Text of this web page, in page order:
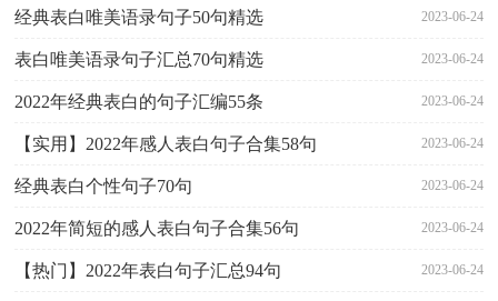
经典表白唯美语录句子50句精选 2023-06-24
表白唯美语录句子汇总70句精选 2023-06-24
2022年经典表白的句子汇编55条 2023-06-24
【实用】2022年感人表白句子合集58句 2023-06-24
经典表白个性句子70句 2023-06-24
2022年简短的感人表白句子合集56句 2023-06-24
【热门】2022年表白句子汇总94句 2023-06-24